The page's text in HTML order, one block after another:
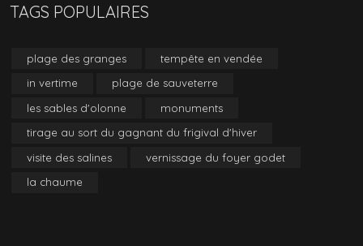
TAGS POPULAIRES
plage des granges
tempête en vendée
in vertime
plage de sauveterre
les sables d'olonne
monuments
tirage au sort du gagnant du frigival d'hiver
visite des salines
vernissage du foyer godet
la chaume